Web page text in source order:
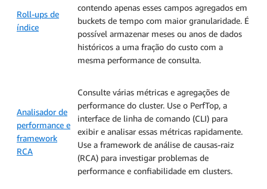
Roll-ups de
índice
contendo apenas esses campos agregados em
buckets de tempo com maior granularidade. É
possível armazenar meses ou anos de dados
históricos a uma fração do custo com a
mesma performance de consulta.
Analisador de
performance e
framework
RCA
Consulte várias métricas e agregações de
performance do cluster. Use o PerfTop, a
interface de linha de comando (CLI) para
exibir e analisar essas métricas rapidamente.
Use a framework de análise de causas-raiz
(RCA) para investigar problemas de
performance e confiabilidade em clusters.